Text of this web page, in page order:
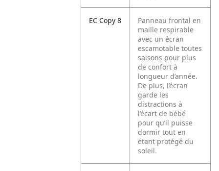
EC Copy 8
Panneau frontal en
maille respirable
avec un écran
escamotable toutes
saisons pour plus
de confort à
longueur d’année.
De plus, l’écran
garde les
distractions à
l’écart de bébé
pour qu’il puisse
dormir tout en
étant protégé du
soleil.